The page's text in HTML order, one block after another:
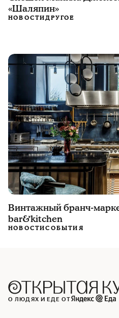
«Шаляпин»
НОВОСТИДРУГОЕ
Винтажный бранч-
bar&kitchen
НОВОСТИСОБЫТИЯ
О ЛЮДЯХ И ЕДЕ ОТ